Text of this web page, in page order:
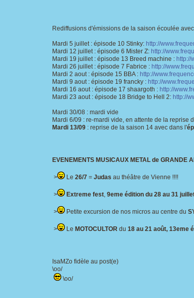
Rediffusions d'émissions de la saison écoulée
Mardi 5 juillet : épisode 10 Stinky: http://
Mardi 12 juillet : épisode 6 Mister Z: http://
Mardi 19 juillet : épisode 13 Breed machine : http://
Mardi 26 juillet : épisode 7 Fabrice : http://
Mardi 2 aout : épisode 15 BBA : http://
Mardi 9 aout : épisode 19 francky : http://
Mardi 16 aout : épisode 17 shaargoth : http://
Mardi 23 aout : épisode 18 Bridge to Hell 2: http://
Mardi 30/08 : mardi vide
Mardi 6/09 : re-mardi vide, en attente de la reprise
Mardi 13/09 : reprise de la saison 14 avec dans l'
EVENEMENTS MUSICAUX METAL de GRANDE
> Le 26/7 = Judas au théâtre de Vienne !!!!
> Extreme fest, 9eme édition du 28 au 31
> Petite excursion de nos micros au centre du
> Le MOTOCULTOR du 18 au 21 août, 13eme
IsaMZo fidèle au post(e)
\oo/
\oo/